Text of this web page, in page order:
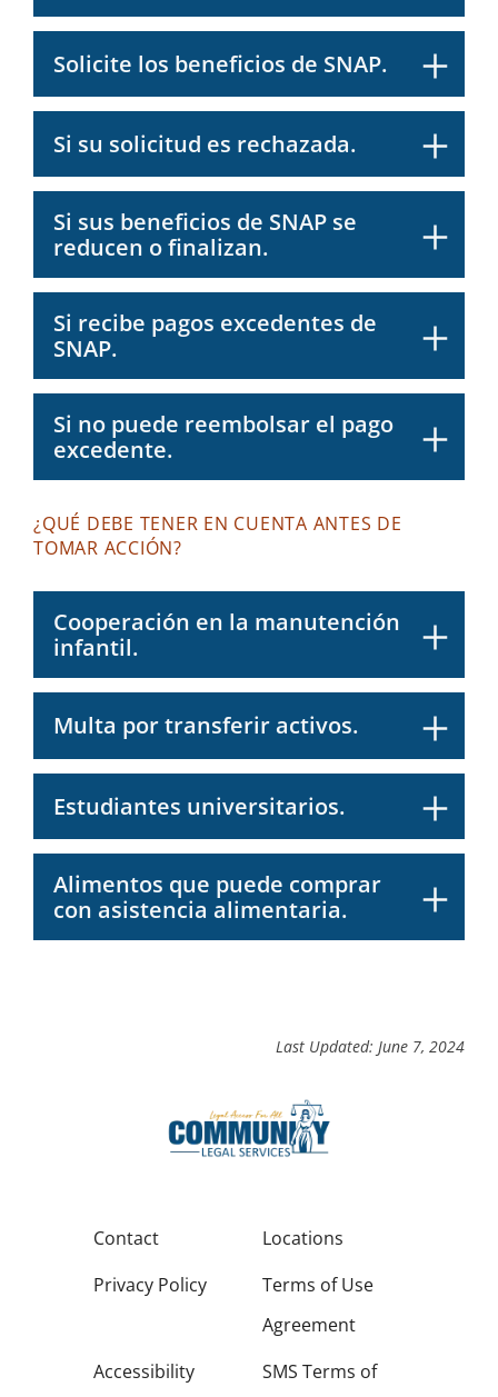
Solicite los beneficios de SNAP.
Si su solicitud es rechazada.
Si sus beneficios de SNAP se
reducen o finalizan.
Si recibe pagos excedentes de
SNAP.
Si no puede reembolsar el pago
excedente.
¿QUÉ DEBE TENER EN CUENTA ANTES DE
TOMAR ACCIÓN?
Cooperación en la manutención
infantil.
Multa por transferir activos.
Estudiantes universitarios.
Alimentos que puede comprar
con asistencia alimentaria.
Last Updated: June 7, 2024
Contact
Locations
Privacy Policy
Terms of Use
Agreement
Accessibility
SMS Terms of